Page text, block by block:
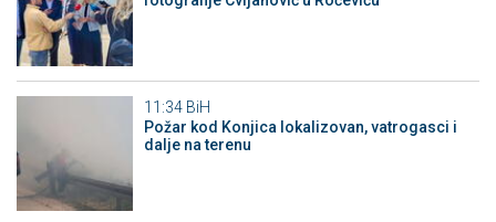
11:34 BiH
Požar kod Konjica lokalizovan, vatrogasci i
dalje na terenu